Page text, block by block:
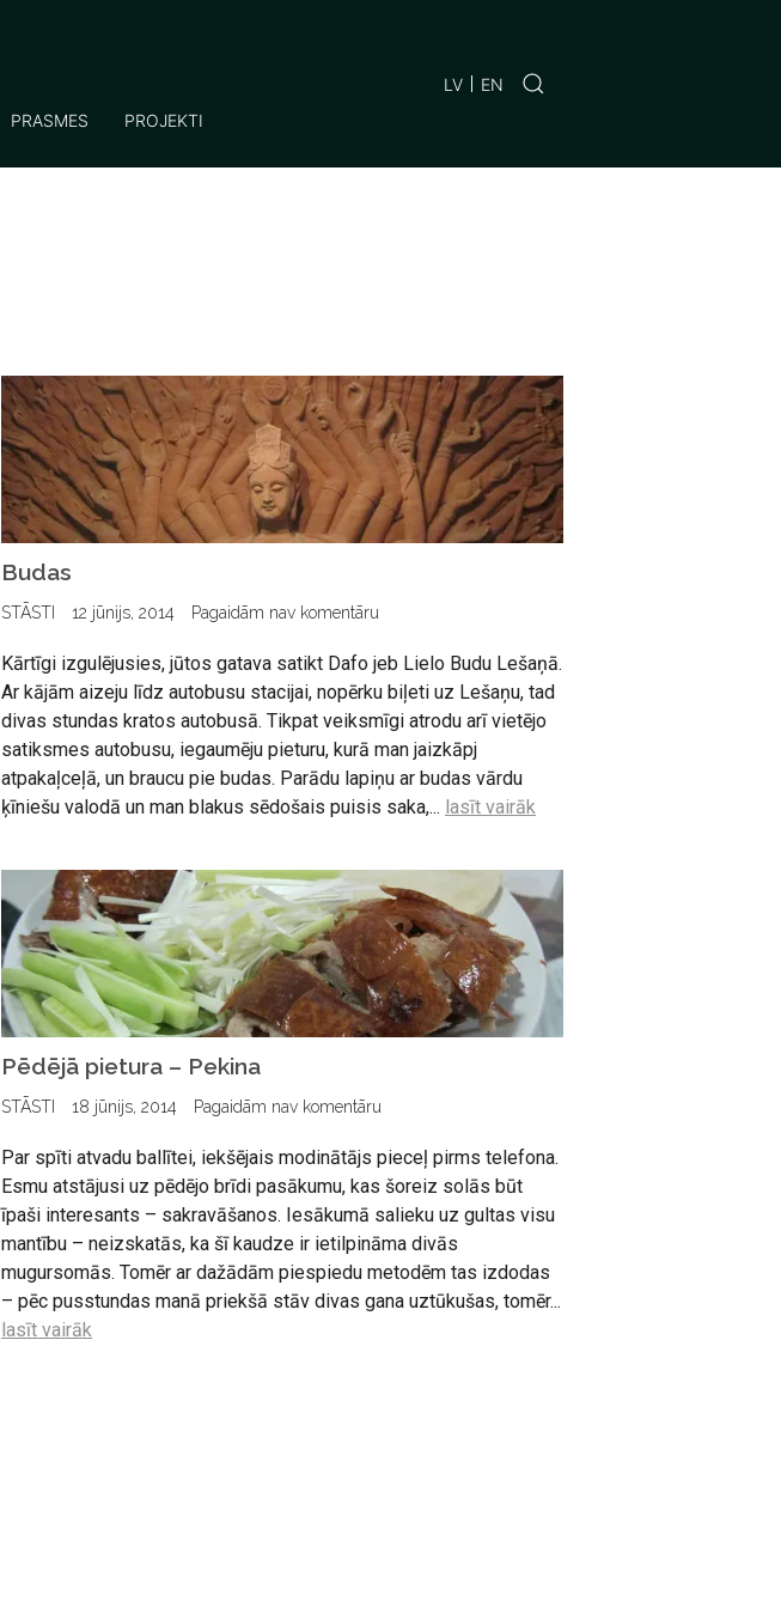
PRASMES PROJEKTI
LV EN
Budas
STĀSTI 12 jūnijs, 2014 Pagaidām nav komentāru
Kārtīgi izgulējusies, jūtos gatava satikt Dafo jeb Lielo Budu Lešaņā.
Ar kājām aizeju līdz autobusu stacijai, nopērku biļeti uz Lešaņu, tad
divas stundas kratos autobusā. Tikpat veiksmīgi atrodu arī vietējo
satiksmes autobusu, iegaumēju pieturu, kurā man jaizkāpj
atpakaļceļā, un braucu pie budas. Parādu lapiņu ar budas vārdu
ķīniešu valodā un man blakus sēdošais puisis saka,... lasīt vairāk
Pēdējā pietura – Pekina
STĀSTI 18 jūnijs, 2014 Pagaidām nav komentāru
Par spīti atvadu ballītei, iekšējais modinātājs pieceļ pirms telefona.
Esmu atstājusi uz pēdējo brīdi pasākumu, kas šoreiz solās būt
īpaši interesants – sakravāšanos. Iesākumā salieku uz gultas visu
mantību – neizskatās, ka šī kaudze ir ietilpināma divās
mugursomās. Tomēr ar dažādām piespiedu metodēm tas izdodas
– pēc pusstundas manā priekšā stāv divas gana uztūkušas, tomēr...
lasīt vairāk